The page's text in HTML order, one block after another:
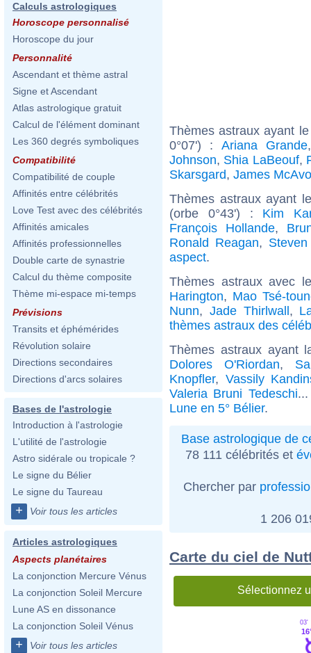
Calculs astrologiques
Horoscope personnalisé
Horoscope du jour
Personnalité
Ascendant et thème astral
Signe et Ascendant
Atlas astrologique gratuit
Calcul de l'élément dominant
Les 360 degrés symboliques
Compatibilité
Compatibilité de couple
Affinités entre célébrités
Love Test avec des célébrités
Affinités amicales
Affinités professionnelles
Double carte de synastrie
Calcul du thème composite
Thème mi-espace mi-temps
Prévisions
Transits et éphémérides
Révolution solaire
Directions secondaires
Directions d'arcs solaires
Bases de l'astrologie
Introduction à l'astrologie
L'utilité de l'astrologie
Astro sidérale ou tropicale ?
Le signe du Bélier
Le signe du Taureau
+ Voir tous les articles
Articles astrologiques
Aspects planétaires
La conjonction Mercure Vénus
La conjonction Soleil Mercure
Lune AS en dissonance
La conjonction Soleil Vénus
+ Voir tous les articles
Thèmes astraux ayant
0°07') : Ariana Grande
Johnson, Shia LaBeouf,
Skarsgard, James
Thèmes astraux ayant
(orbe 0°43') : Kim
François Hollande,
Ronald Reagan,
aspect.
Thèmes astraux avec
Harington, Mao Tsé-
Nunn, Jade Thirlwall,
thèmes astraux des
Thèmes astraux
Dolores O'Riordan,
Knopfler, Vassily
Valeria Bruni Tedeschi
Lune en 5° Bélier.
Base astrologique de
78 111 célébrités et
Chercher par
1 206
Carte du ciel de
Sélectionnez
03'